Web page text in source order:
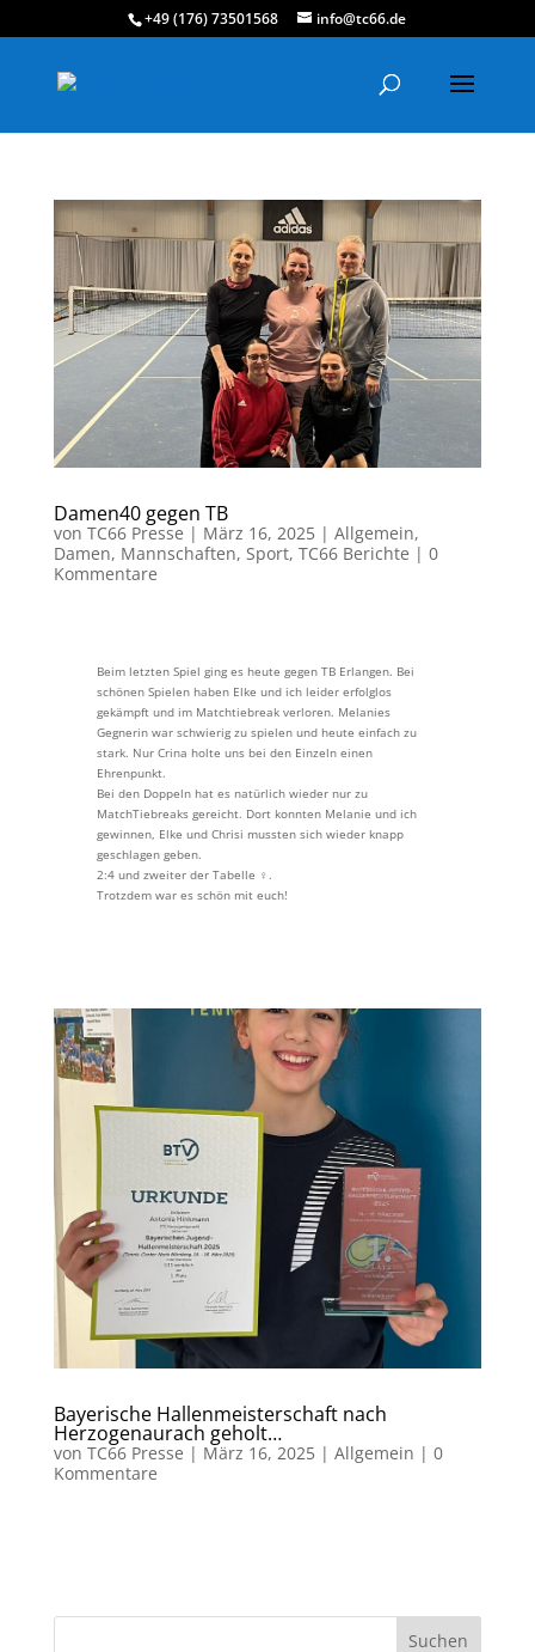
+49 (176) 73501568 info@tc66.de
Damen40 gegen TB
von TC66 Presse | März 16, 2025| Allgemein,
Damen, Mannschaften, Sport, TC66 Berichte | 0
Kommentare
Beim letzten Spiel ging es heute gegen TB Erlangen. Bei
schönen Spielen haben Elke und ich leider erfolglos
gekämpft und im Matchtiebreak verloren. Melanies
Gegnerin war schwierig zu spielen und heute einfach zu
stark. Nur Crina holte uns bei den Einzeln einen
Ehrenpunkt.
Bei den Doppeln hat es natürlich wieder nur zu
MatchTiebreaks gereicht. Dort konnten Melanie und ich
gewinnen, Elke und Chrisi mussten sich wieder knapp
geschlagen geben.
2:4 und zweiter der Tabelle ‍♀️.
Trotzdem war es schön mit euch!
Bayerische Hallenmeisterschaft nach
Herzogenaurach geholt…
von TC66 Presse | März 16, 2025| Allgemein | 0
Kommentare